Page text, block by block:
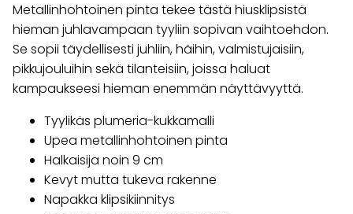
Metallinhohtoinen pinta tekee tästä hiusklipsistä
hieman juhlavampaan tyyliin sopivan vaihtoehdon.
Se sopii täydellisesti juhliin, häihin, valmistujaisiin,
pikkujouluihin sekä tilanteisiin, joissa haluat
kampaukseesi hieman enemmän näyttävyyttä.
Tyylikäs plumeria-kukkamalli
Upea metallinhohtoinen pinta
Halkaisija noin 9 cm
Kevyt mutta tukeva rakenne
Napakka klipsikiinnitys